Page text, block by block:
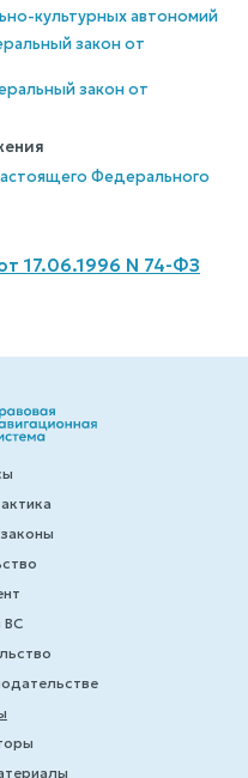
культурных автономий
закон от
закон от
Федерального
17.06.1996 N 74-ФЗ
ВС